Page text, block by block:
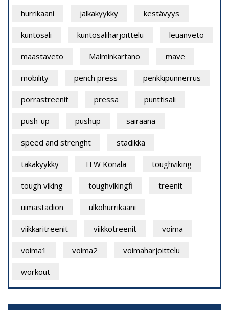
hurrikaani jalkakyykky kestävyys
kuntosali kuntosaliharjoittelu leuanveto
maastaveto Malminkartano mave
mobility pench press penkkipunnerrus
porrastreenit pressa punttisali
push-up pushup sairaana
speed and strenght stadikka
takakyykky TFW Konala toughviking
tough viking toughvikingfi treenit
uimastadion ulkohurrikaani
viikkaritreenit viikkotreenit voima
voima1 voima2 voimaharjoittelu
workout